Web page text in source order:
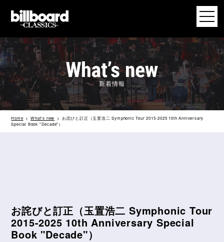
新着情報
Home What’s new
お詫びと訂正（⽟置浩⼆ Symphonic Tour 2015-2025 10th Anniversary
Special Book "Decade"）
お詫びと訂正（⽟置浩⼆ Symphonic Tour
2015-2025 10th Anniversary Special
Book "Decade"）